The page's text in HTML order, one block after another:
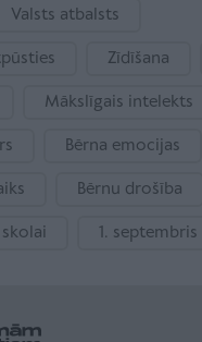
Valsts atbalsts
Zīdīšana
Mākslīgais intelekts
Bērna emocijas
Bērnu drošība
1. septembris